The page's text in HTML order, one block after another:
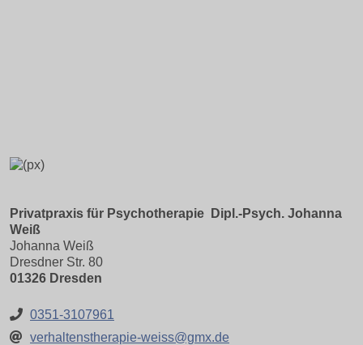
Privatpraxis für Psychotherapie  Dipl.-Psych. Johanna
Weiß
Johanna Weiß
Dresdner Str. 80
01326 Dresden
0351-3107961
verhaltenstherapie-weiss@gmx.de